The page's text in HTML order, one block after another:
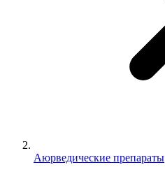
Аюрведические препараты